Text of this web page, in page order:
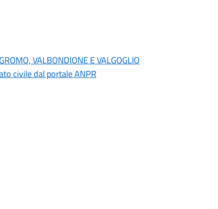
VALBONDIONE E VALGOGLIO
civile dal portale ANPR